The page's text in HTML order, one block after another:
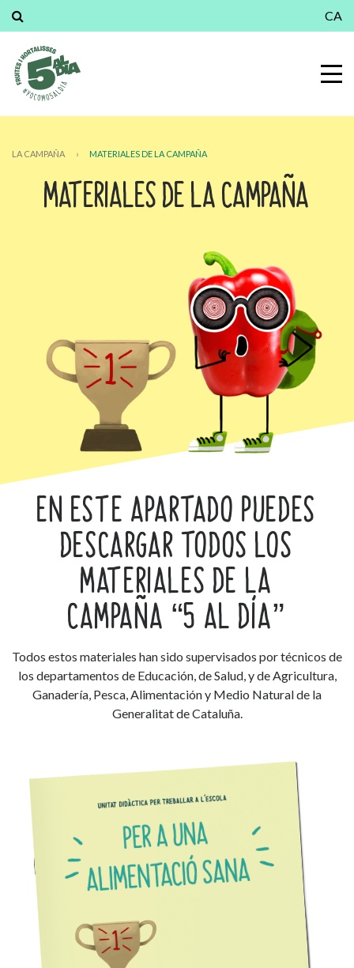
CA
LA CAMPAÑA › MATERIALES DE LA CAMPAÑA
MATERIALES DE LA CAMPAÑA
EN ESTE APARTADO PUEDES
DESCARGAR TODOS LOS
MATERIALES DE LA
CAMPAÑA “5 AL DÍA”
Todos estos materiales han sido supervisados por técnicos de
los departamentos de Educación, de Salud, y de Agricultura,
Ganadería, Pesca, Alimentación y Medio Natural de la
Generalitat de Cataluña.